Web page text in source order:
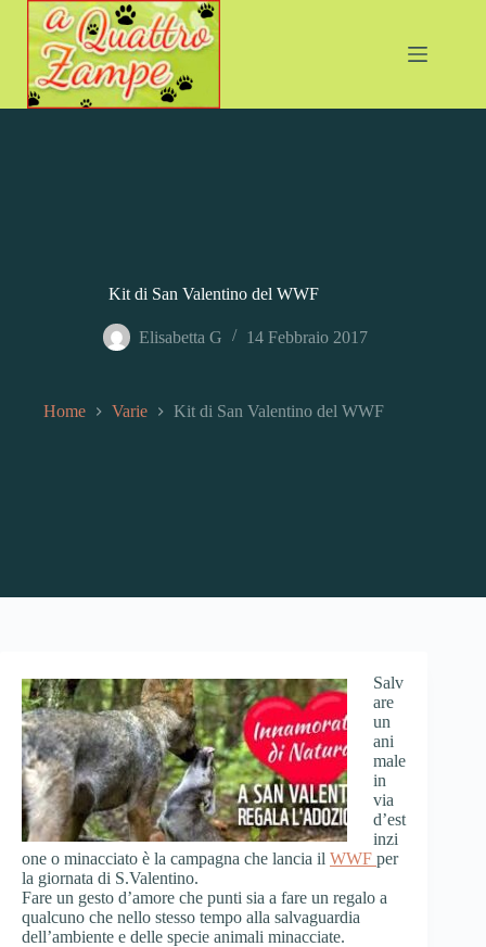
Salta
contenuto
Kit di San Valentino del WWF
Elisabetta G 14 Febbraio 2017
Home Varie Kit di San Valentino del WWF
Salv
are
un
ani
male
in
via
d’est
inzi
one o minacciato è la campagna che lancia il WWF per
la giornata di S.Valentino.
Fare un gesto d’amore che punti sia a fare un regalo a
qualcuno che nello stesso tempo alla salvaguardia
dell’ambiente e delle specie animali minacciate.